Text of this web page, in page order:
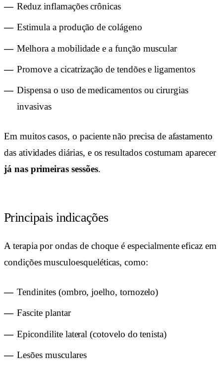
Reduz inflamações crônicas
Estimula a produção de colágeno
Melhora a mobilidade e a função muscular
Promove a cicatrização de tendões e ligamentos
Dispensa o uso de medicamentos ou cirurgias
invasivas
Em muitos casos, o paciente não precisa de afastamento
das atividades diárias, e os resultados costumam aparecer
já nas primeiras sessões.
Principais indicações
A terapia por ondas de choque é especialmente eficaz em
condições musculoesqueléticas, como:
Tendinites (ombro, joelho, tornozelo)
Fascite plantar
Epicondilite lateral (cotovelo do tenista)
Lesões musculares